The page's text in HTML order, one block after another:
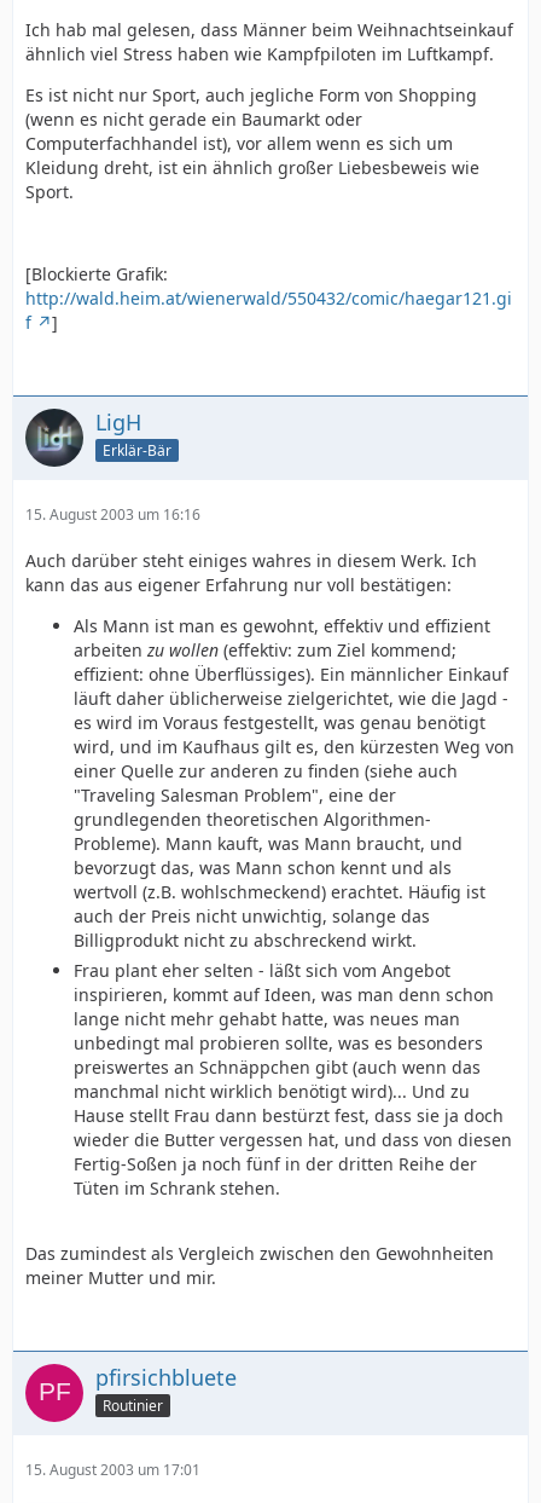
Ich hab mal gelesen, dass Männer beim Weihnachtseinkauf
ähnlich viel Stress haben wie Kampfpiloten im Luftkampf.
Es ist nicht nur Sport, auch jegliche Form von Shopping
(wenn es nicht gerade ein Baumarkt oder
Computerfachhandel ist), vor allem wenn es sich um
Kleidung dreht, ist ein ähnlich großer Liebesbeweis wie
Sport.
[Blockierte Grafik:
http://wald.heim.at/wienerwald/550432/comic/haegar121.gi
f
]
LigH
Erklär-Bär
15. August 2003 um 16:16
Auch darüber steht einiges wahres in diesem Werk. Ich
kann das aus eigener Erfahrung nur voll bestätigen:
Als Mann ist man es gewohnt, effektiv und effizient
arbeiten zu wollen (effektiv: zum Ziel kommend;
effizient: ohne Überflüssiges). Ein männlicher Einkauf
läuft daher üblicherweise zielgerichtet, wie die Jagd -
es wird im Voraus festgestellt, was genau benötigt
wird, und im Kaufhaus gilt es, den kürzesten Weg von
einer Quelle zur anderen zu finden (siehe auch
"Traveling Salesman Problem", eine der
grundlegenden theoretischen Algorithmen-
Probleme). Mann kauft, was Mann braucht, und
bevorzugt das, was Mann schon kennt und als
wertvoll (z.B. wohlschmeckend) erachtet. Häufig ist
auch der Preis nicht unwichtig, solange das
Billigprodukt nicht zu abschreckend wirkt.
Frau plant eher selten - läßt sich vom Angebot
inspirieren, kommt auf Ideen, was man denn schon
lange nicht mehr gehabt hatte, was neues man
unbedingt mal probieren sollte, was es besonders
preiswertes an Schnäppchen gibt (auch wenn das
manchmal nicht wirklich benötigt wird)... Und zu
Hause stellt Frau dann bestürzt fest, dass sie ja doch
wieder die Butter vergessen hat, und dass von diesen
Fertig-Soßen ja noch fünf in der dritten Reihe der
Tüten im Schrank stehen.
Das zumindest als Vergleich zwischen den Gewohnheiten
meiner Mutter und mir.
pfirsichbluete
Routinier
15. August 2003 um 17:01